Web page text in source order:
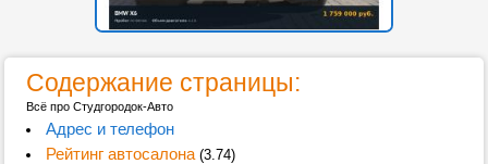
Содержание страницы:
Всё про Студгородок-Авто
Адрес и телефон
Рейтинг автосалона(3.74)